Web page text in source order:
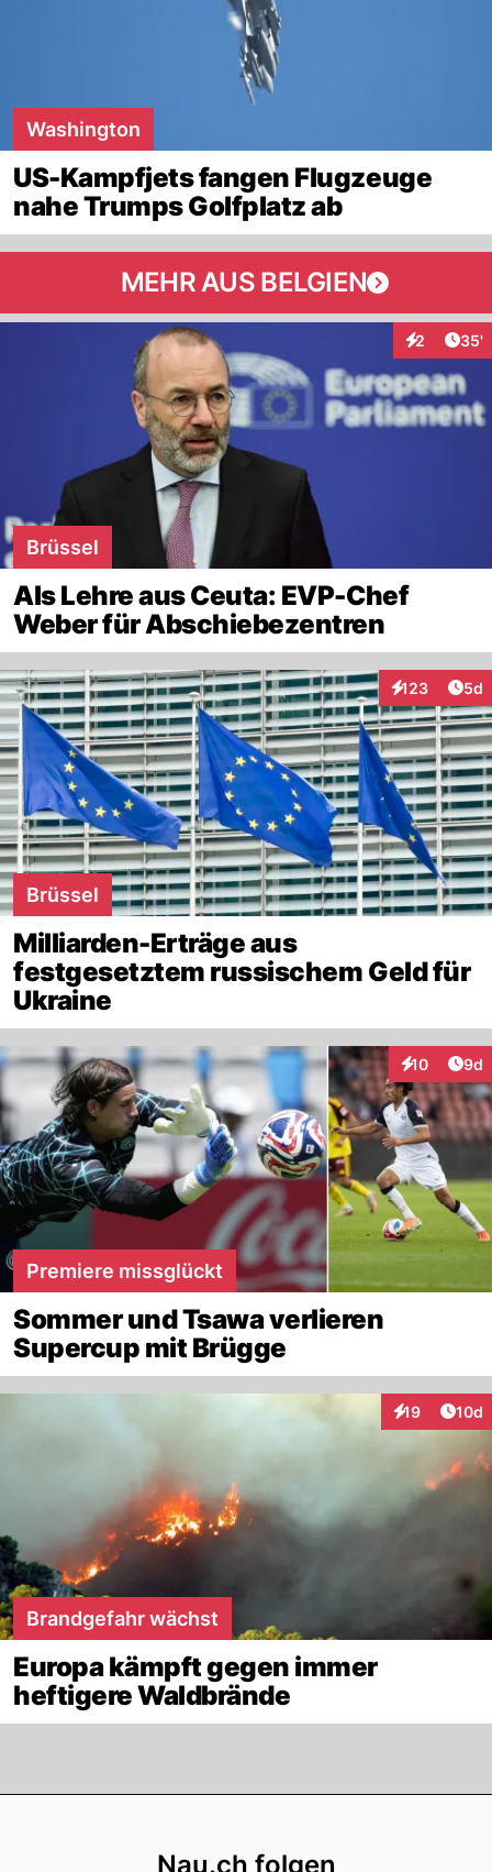
Washington
US-Kampfjets fangen Flugzeuge
nahe Trumps Golfplatz ab
MEHR AUS BELGIEN
2 35'
Brüssel
Als Lehre aus Ceuta: EVP-Chef
Weber für Abschiebezentren
123
Interaktionen
5d
Brüssel
Milliarden-Erträge aus
festgesetztem russischem Geld für
Ukraine
10
Interaktionen
9d
Premiere missglückt
Sommer und Tsawa verlieren
Supercup mit Brügge
19
Interaktionen
10d
Brandgefahr wächst
Europa kämpft gegen immer
heftigere Waldbrände
Nau.ch folgen